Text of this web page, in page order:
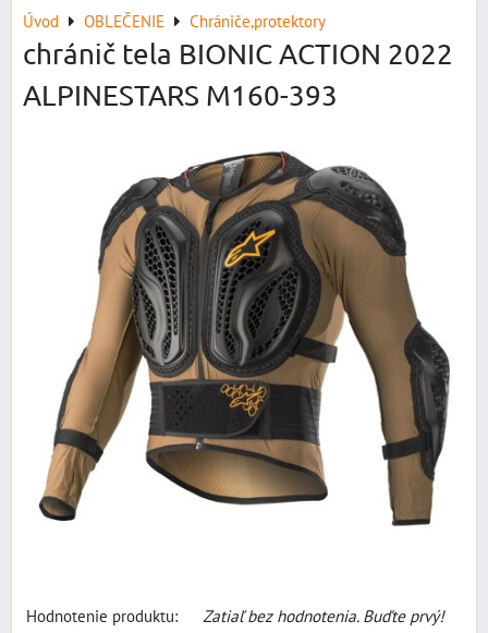
Úvod OBLEČENIE Chrániče,protektory
chránič tela BIONIC ACTION 2022
ALPINESTARS M160-393
Hodnotenie produktu:
Zatiaľ bez hodnotenia. Buďte prvý!